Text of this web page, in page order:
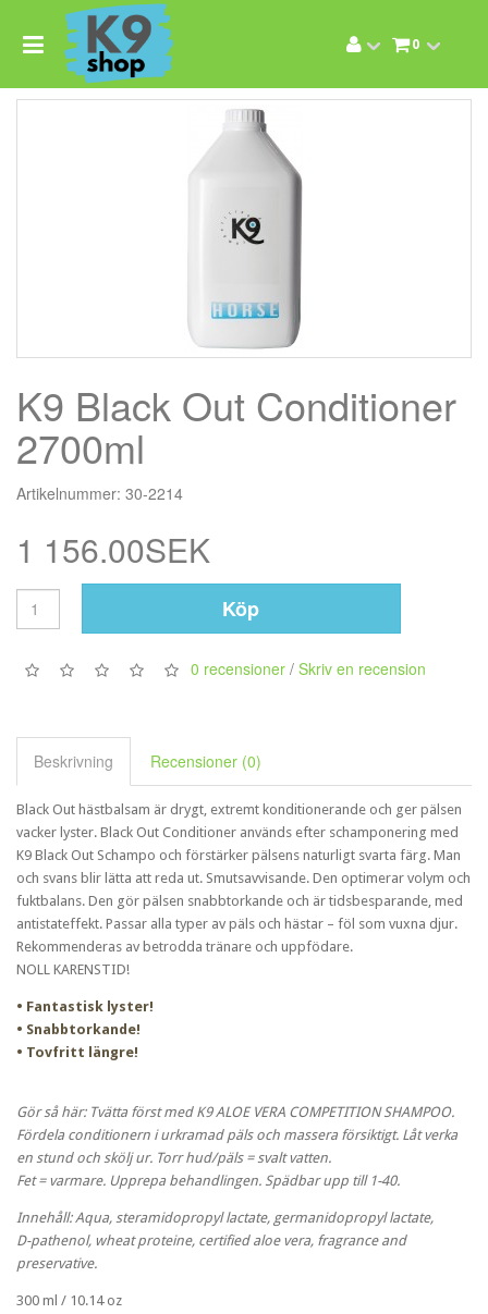
0
K9 Black Out Conditioner
2700ml
Artikelnummer: 30-2214
1 156.00SEK
Köp
0 recensioner / Skriv en recension
Beskrivning Recensioner (0)
Black Out hästbalsam är drygt, extremt konditionerande och ger pälsen
vacker lyster. Black Out Conditioner används efter schamponering med
K9 Black Out Schampo och förstärker pälsens naturligt svarta färg. Man
och svans blir lätta att reda ut. Smutsavvisande. Den optimerar volym och
fuktbalans. Den gör pälsen snabbtorkande och är tidsbesparande, med
antistateffekt. Passar alla typer av päls och hästar – föl som vuxna djur.
Rekommenderas av betrodda tränare och uppfödare.
NOLL KARENSTID!
• Fantastisk lyster!
• Snabbtorkande!
• Tovfritt längre!
Gör så här: Tvätta först med K9 ALOE VERA COMPETITION SHAMPOO.
Fördela conditionern i urkramad päls och massera försiktigt. Låt verka
en stund och skölj ur. Torr hud/päls = svalt vatten.
Fet = varmare. Upprepa behandlingen. Spädbar upp till 1-40.
Innehåll: Aqua, steramidopropyl lactate, germanidopropyl lactate,
D-pathenol, wheat proteine, certified aloe vera, fragrance and
preservative.
300 ml / 10.14 oz